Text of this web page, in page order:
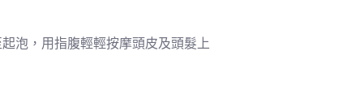
泡，用指腹輕輕按摩頭皮及頭髮上